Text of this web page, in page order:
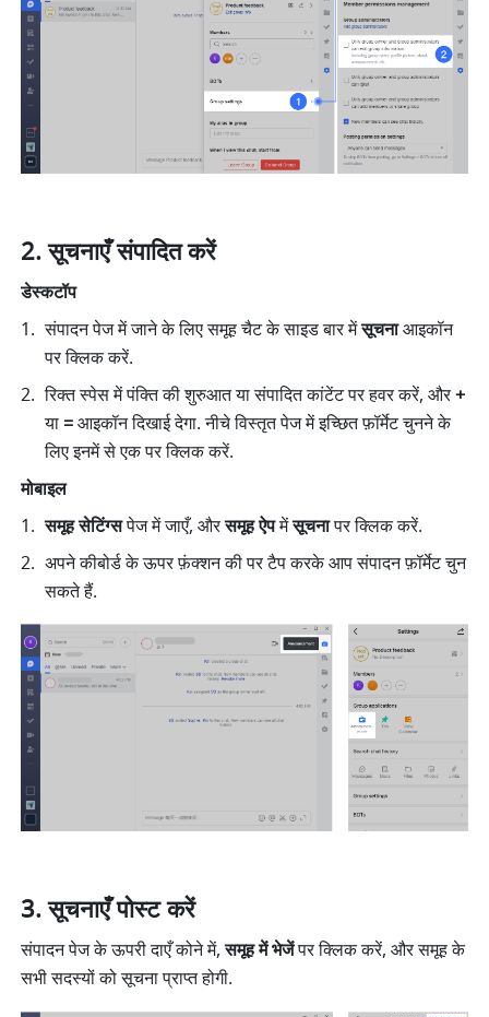
सूचनाएँ संपादित करें
डेस्कटॉप
संपादन पेज में जाने के लिए समूह चैट के साइड बार में सूचना आइकॉन
पर क्लिक करें.
रिक्त स्पेस में पंक्ति की शुरुआत या संपादित कांटेंट पर हवर करें, और +
या = आइकॉन दिखाई देगा. नीचे विस्तृत पेज में इच्छित फ़ॉर्मेट चुनने के
लिए इनमें से एक पर क्लिक करें.
मोबाइल
समूह सेटिंग्स पेज में जाएँ, और समूह ऐप में सूचना पर क्लिक करें.
अपने कीबोर्ड के ऊपर फ़ंक्शन की पर टैप करके आप संपादन फ़ॉर्मेट चुन
सकते हैं.
सूचनाएँ पोस्ट करें
संपादन पेज के ऊपरी दाएँ कोने में, समूह में भेजें पर क्लिक करें, और समूह के
सभी सदस्यों को सूचना प्राप्त होगी.